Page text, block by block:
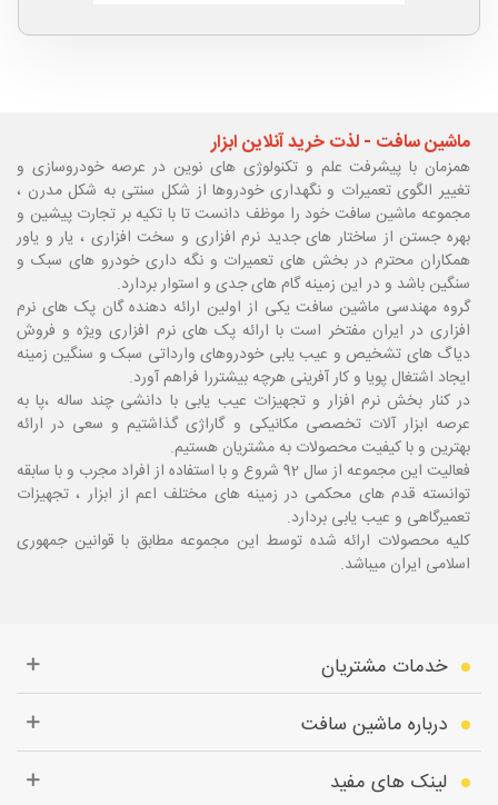
ماشین سافت - لذت خرید آنلاین ابزار
همزمان با پیشرفت علم و تکنولوژی های نوین در عرصه خودروسازی و
تغییر الگوی تعمیرات و نگهداری خودروها از شکل سنتی به شکل مدرن ،
مجموعه ماشین سافت خود را موظف دانست تا با تکیه بر تجارت پیشین و
بهره جستن از ساختار های جدید نرم افزاری و سخت افزاری ، یار و یاور
همکاران محترم در بخش های تعمیرات و نگه داری خودرو های سبک و
سنگین باشد و در این زمینه گام های جدی و استوار بردارد.
گروه مهندسی ماشین سافت یکی از اولین ارائه دهنده گان پک های نرم
افزاری در ایران مفتخر است با ارائه پک های نرم افزاری ویژه و فروش
دیاگ های تشخیص و عیب یابی خودروهای وارداتی سبک و سنگین زمینه
ایجاد اشتغال پویا و کار آفرینی هرچه بیشتررا فراهم آورد.
در کنار بخش نرم افزار و تجهیزات عیب یابی با دانشی چند ساله ،پا به
عرصه ابزار آلات تخصصی مکانیکی و گاراژی گذاشتیم و سعی در ارائه
بهترین و با کیفیت محصولات به مشتریان هستیم.
فعالیت این مجموعه از سال 92 شروع و با استفاده از افراد مجرب و با سابقه
توانسته قدم های محکمی در زمینه های مختلف اعم از ابزار ، تجهیزات
تعمیرگاهی و عیب یابی بردارد.
کلیه محصولات ارائه شده توسط این مجموعه مطابق با قوانین جمهوری
اسلامی ایران میباشد.
خدمات مشتریان
درباره ماشین سافت
لینک های مفید